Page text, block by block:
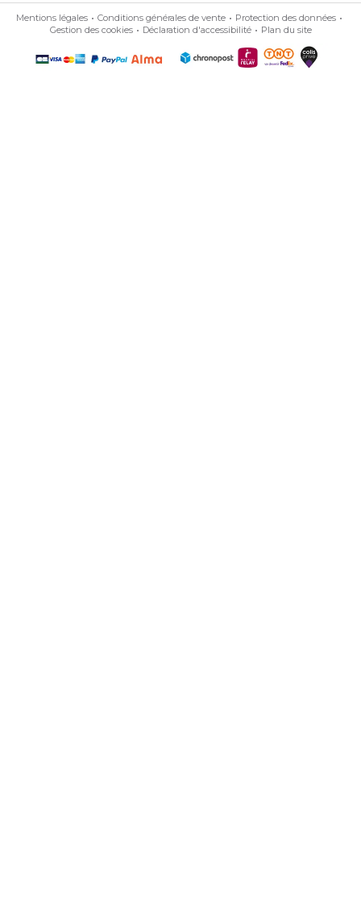
Mentions légales Conditions générales de vente
Protection des données
Gestion des cookies
Déclaration d'accessibilité Plan du site